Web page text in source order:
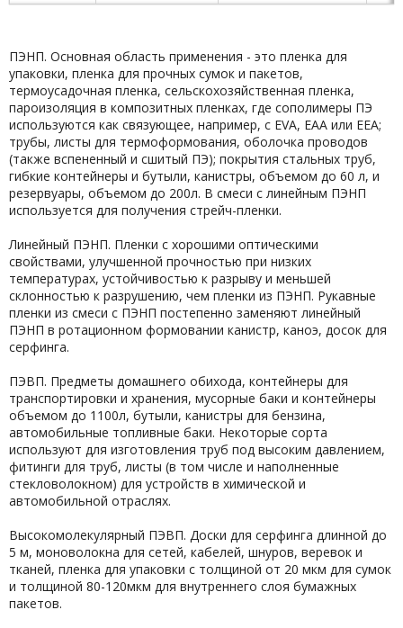
ПЭНП. Основная область применения - это пленка для
упаковки, пленка для прочных сумок и пакетов,
термоусадочная пленка, сельскохозяйственная пленка,
пароизоляция в композитных пленках, где сополимеры ПЭ
используются как связующее, например, c EVA, EAA или EEA;
трубы, листы для термоформования, оболочка проводов
(также вспененный и сшитый ПЭ); покрытия стальных труб,
гибкие контейнеры и бутыли, канистры, объемом до 60 л, и
резервуары, объемом до 200л. В смеси с линейным ПЭНП
используется для получения стрейч-пленки.
Линейный ПЭНП. Пленки с хорошими оптическими
свойствами, улучшенной прочностью при низких
температурах, устойчивостью к разрыву и меньшей
склонностью к разрушению, чем пленки из ПЭНП. Рукавные
пленки из смеси с ПЭНП постепенно заменяют линейный
ПЭНП в ротационном формовании канистр, каноэ, досок для
серфинга.
ПЭВП. Предметы домашнего обихода, контейнеры для
транспортировки и хранения, мусорные баки и контейнеры
объемом до 1100л, бутыли, канистры для бензина,
автомобильные топливные баки. Некоторые сорта
используют для изготовления труб под высоким давлением,
фитинги для труб, листы (в том числе и наполненные
стекловолокном) для устройств в химической и
автомобильной отраслях.
Высокомолекулярный ПЭВП. Доски для серфинга длинной до
5 м, моноволокна для сетей, кабелей, шнуров, веревок и
тканей, пленка для упаковки с толщиной от 20 мкм для сумок
и толщиной 80-120мкм для внутреннего слоя бумажных
пакетов.